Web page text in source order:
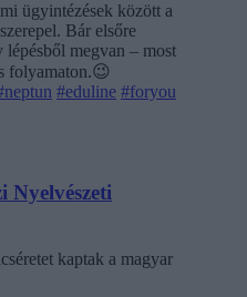
ügyintézések között a
Bár elsőre
megvan – most
folyamaton.😉
#eduline #foryou
Nyelvészeti
kaptak a magyar